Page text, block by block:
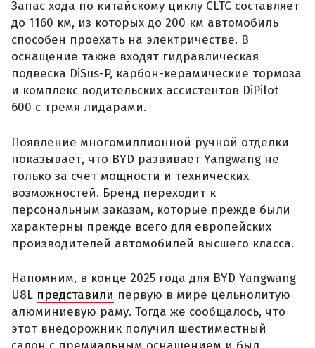
Запас хода по китайскому циклу CLTC составляет
до 1160 км, из которых до 200 км автомобиль
способен проехать на электричестве. В
оснащение также входят гидравлическая
подвеска DiSus-P, карбон-керамические тормоза
и комплекс водительских ассистентов DiPilot
600 с тремя лидарами.
Появление многомиллионной ручной отделки
показывает, что BYD развивает Yangwang не
только за счет мощности и технических
возможностей. Бренд переходит к
персональным заказам, которые прежде были
характерны прежде всего для европейских
производителей автомобилей высшего класса.
Напомним, в конце 2025 года для BYD Yangwang
U8L представили первую в мире цельнолитую
алюминиевую раму. Тогда же сообщалось, что
этот внедорожник получил шестиместный